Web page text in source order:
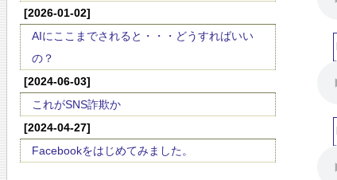
[2026-01-02]
AIにここまでされると・・・どうすればいい
の？
[2024-06-03]
これがSNS詐欺か
[2024-04-27]
Facebookをはじめてみました。